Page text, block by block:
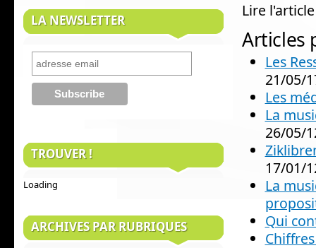
Lire
Articles
Les
21/05/
Les
La
26/05/
17/01/
La
Qui
LA NEWSLETTER
TROUVER !
Loading
ARCHIVES PAR RUBRIQUES